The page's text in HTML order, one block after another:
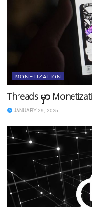
MONETIZATION
Threads မှာ
JANUARY 29, 2025